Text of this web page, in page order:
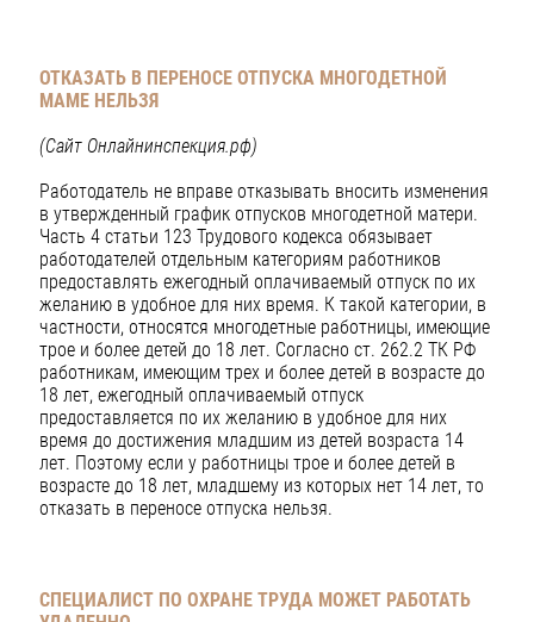
ОТКАЗАТЬ В ПЕРЕНОСЕ ОТПУСКА МНОГОДЕТНОЙ
МАМЕ НЕЛЬЗЯ
(Сайт Онлайнинспекция.рф)
Работодатель не вправе отказывать вносить изменения
в утвержденный график отпусков многодетной матери.
Часть 4 статьи 123 Трудового кодекса обязывает
работодателей отдельным категориям работников
предоставлять ежегодный оплачиваемый отпуск по их
желанию в удобное для них время. К такой категории, в
частности, относятся многодетные работницы, имеющие
трое и более детей до 18 лет. Согласно ст. 262.2 ТК РФ
работникам, имеющим трех и более детей в возрасте до
18 лет, ежегодный оплачиваемый отпуск
предоставляется по их желанию в удобное для них
время до достижения младшим из детей возраста 14
лет. Поэтому если у работницы трое и более детей в
возрасте до 18 лет, младшему из которых нет 14 лет, то
отказать в переносе отпуска нельзя.
СПЕЦИАЛИСТ ПО ОХРАНЕ ТРУДА МОЖЕТ РАБОТАТЬ